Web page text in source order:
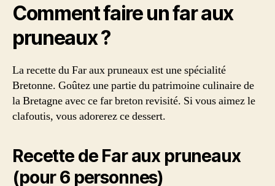
Comment faire un far aux
pruneaux ?
La recette du Far aux pruneaux est une spécialité
Bretonne. Goûtez une partie du patrimoine culinaire de
la Bretagne avec ce far breton revisité. Si vous aimez le
clafoutis, vous adorerez ce dessert.
Recette de Far aux pruneaux
(pour 6 personnes)